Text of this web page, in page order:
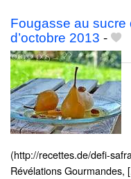
Fougasse au sucre
d’octobre 2013 -
(http://recettes.de/defi-
Révélations Gourmandes,